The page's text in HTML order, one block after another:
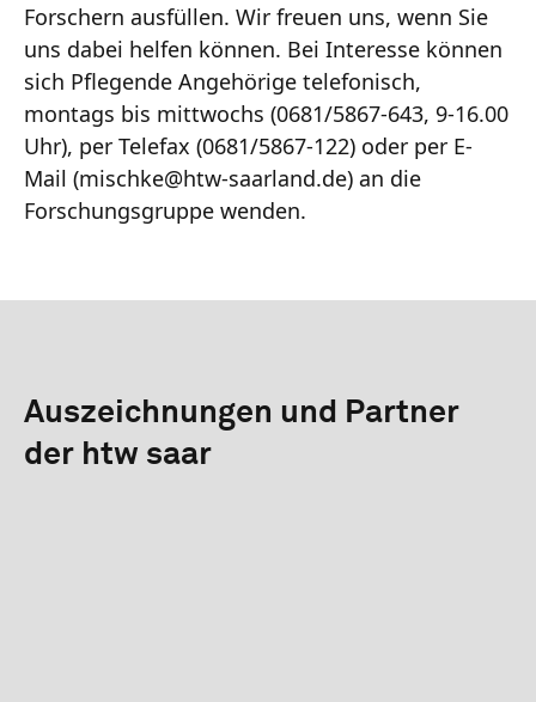
Forschern ausfüllen. Wir freuen uns, wenn Sie
uns dabei helfen können. Bei Interesse können
sich Pflegende Angehörige telefonisch,
montags bis mittwochs (0681/5867-643, 9-16.00
Uhr), per Telefax (0681/5867-122) oder per E-
Mail (mischke@htw-saarland.de) an die
Forschungsgruppe wenden.
Auszeichnungen und Partner
der htw saar